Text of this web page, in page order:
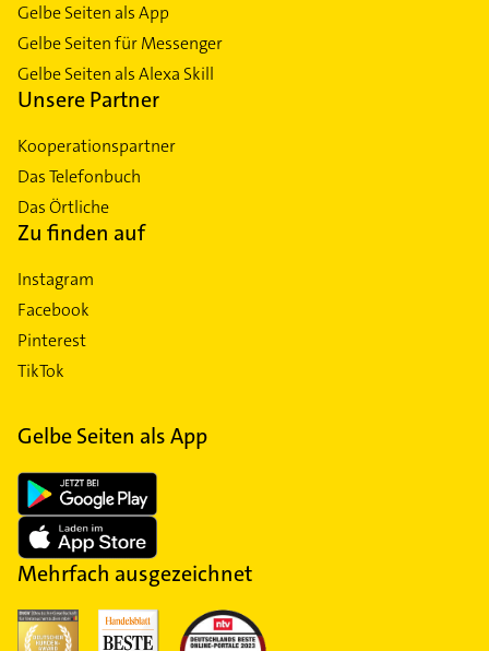
Gelbe Seiten als App
Gelbe Seiten für Messenger
Gelbe Seiten als Alexa Skill
Unsere Partner
Kooperationspartner
Das Telefonbuch
Das Örtliche
Zu finden auf
Instagram
Facebook
Pinterest
TikTok
Gelbe Seiten als App
Mehrfach ausgezeichnet